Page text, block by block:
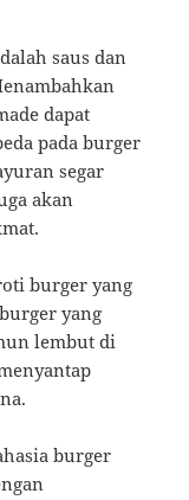
saus dan
dapat
pada burger
segar
akan
burger yang
yang
lembut di
burger